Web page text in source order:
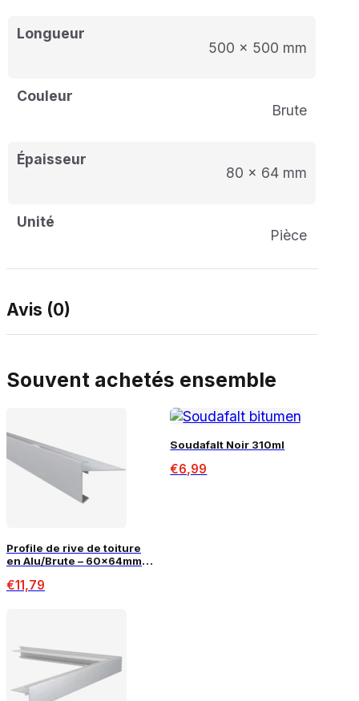
Inclus: Pièce de raccordement gratuite
d’une livraison rapide.
Longueur
500 x 500 mm
Couleur
Brute
Épaisseur
80 x 64 mm
Unité
pièce
Avis (0)
Souvent achetés ensemble
Profile de rive de toiture
en Alu/Brute – 60x64mm –
€11,79
Soudafalt Noir 310ml
€6,99